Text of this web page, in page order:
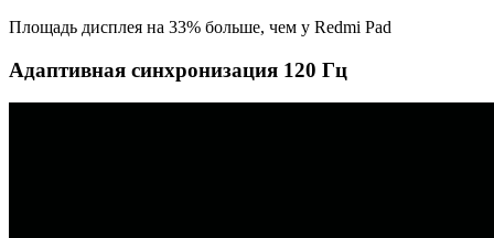
Площадь дисплея на 33% больше, чем у Redmi Pad
Адаптивная синхронизация 120 Гц